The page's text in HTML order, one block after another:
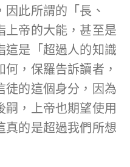
此所謂的「長、
上帝的大能，甚至是
這是「超過人的知識
，保羅告訴讀者，
徒的這個身分，因為
嗣，上帝也期望使用
真的是超過我們所想